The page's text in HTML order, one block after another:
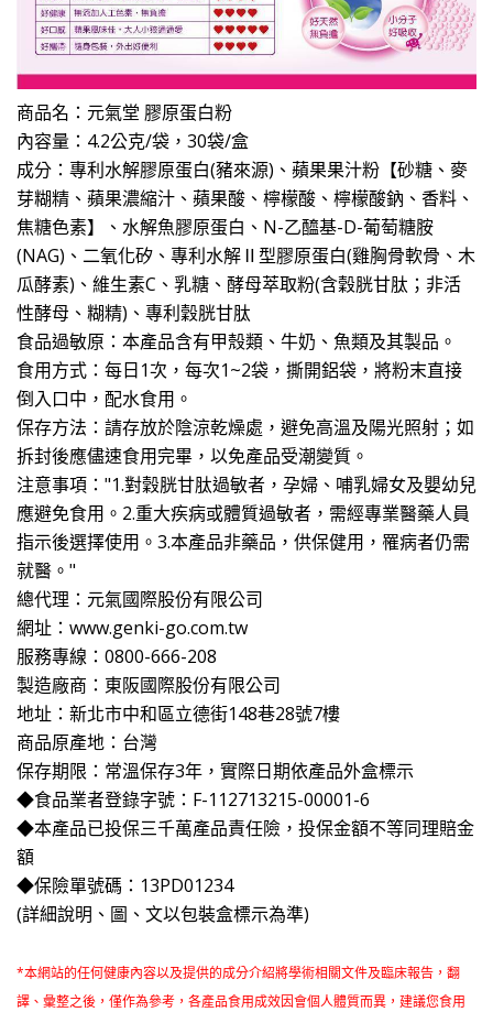
商品名：元氣堂 膠原蛋白粉
內容量：4.2公克/袋，30袋/盒
成分：專利水解膠原蛋白(豬來源)、蘋果果汁粉【砂糖、麥
芽糊精、蘋果濃縮汁、蘋果酸、檸檬酸、檸檬酸鈉、香料、
焦糖色素】、水解魚膠原蛋白、N-乙醯基-D-葡萄糖胺
(NAG)、二氧化矽、專利水解Ⅱ型膠原蛋白(雞胸骨軟骨、木
瓜酵素)、維生素C、乳糖、酵母萃取粉(含穀胱甘肽；非活
性酵母、糊精)、專利穀胱甘肽
食品過敏原：本產品含有甲殼類、牛奶、魚類及其製品。
食用方式：每日1次，每次1~2袋，撕開鋁袋，將粉末直接
倒入口中，配水食用。
保存方法：請存放於陰涼乾燥處，避免高溫及陽光照射；如
拆封後應儘速食用完畢，以免產品受潮變質。
注意事項："1.對穀胱甘肽過敏者，孕婦、哺乳婦女及嬰幼兒
應避免食用。2.重大疾病或體質過敏者，需經專業醫藥人員
指示後選擇使用。3.本產品非藥品，供保健用，罹病者仍需
就醫。"
總代理：元氣國際股份有限公司
網址：www.genki-go.com.tw
服務專線：0800-666-208
製造廠商：東阪國際股份有限公司
地址：新北市中和區立德街148巷28號7樓
商品原產地：台灣
保存期限：常溫保存3年，實際日期依產品外盒標示
◆食品業者登錄字號：F-112713215-00001-6
◆本產品已投保三千萬產品責任險，投保金額不等同理賠金
額
◆保險單號碼：13PD01234
(詳細說明、圖、文以包裝盒標示為準)
*本網站的任何健康內容以及提供的成分介紹將學術相關文件及臨床報告，翻
譯、彙整之後，僅作為參考，各產品食用成效因會個人體質而異，建議您食用